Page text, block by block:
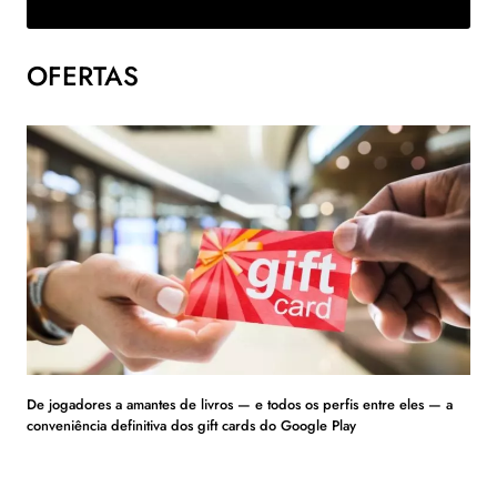
OFERTAS
De jogadores a amantes de livros — e todos os perfis entre eles — a
conveniência definitiva dos gift cards do Google Play